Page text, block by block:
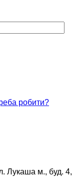
робити?
Лукаша м., буд. 4,